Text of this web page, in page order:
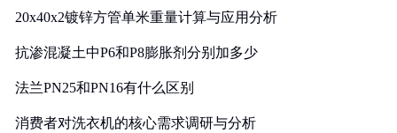
20x40x2镀锌方管单米重量计算与应用分析
抗渗混凝土中P6和P8膨胀剂分别加多少
法兰PN25和PN16有什么区别
消费者对洗衣机的核心需求调研与分析